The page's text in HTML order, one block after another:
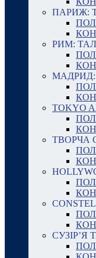
ПАРИЖ:
РИМ:
TOKYO
ТВОРЧА
СУЗІР’Я